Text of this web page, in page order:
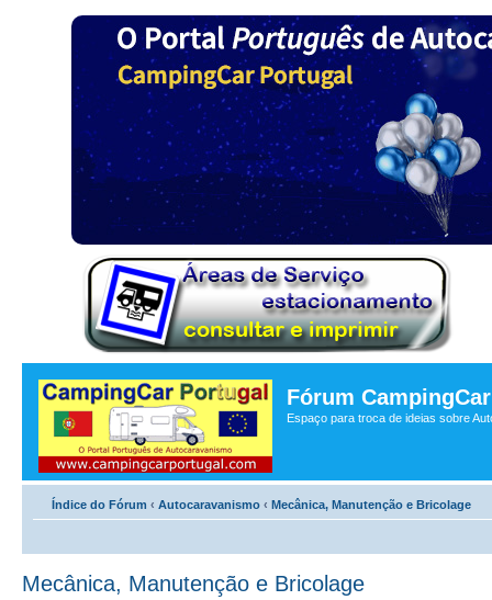
Fórum
Espaço para troca de ideias sobre
Índice do Fórum ‹ Autocaravanismo ‹ Mecânica, Manutenção e Bricolage
Mecânica, Manutenção e Bricolage